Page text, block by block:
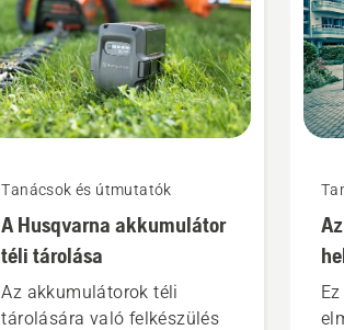
Tanácsok és útmutatók
A Husqvarna akkumulátor
téli tárolása
Az akkumulátorok téli
tárolására való felkészülés